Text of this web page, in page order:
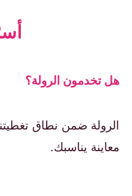
هل تخدمون الرولة؟
الرولة ضمن نطاق
معاينة يناسبك.